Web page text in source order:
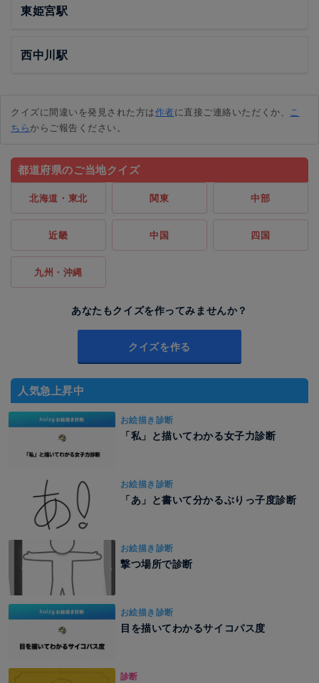
東姫宮駅
西中川駅
クイズに間違いを発見された方は作者に直接ご連絡いただくか、 こ
ちらからご報告ください。
都道府県のご当地クイズ
北海道・東北 関東 中部
近畿 中国 四国
九州・沖縄
あなたもクイズを作ってみませんか？
クイズを作る
人気急上昇中
お絵描き診断
「私」と描いてわかる女子力診断
お絵描き診断
「あ」と書いて分かるぶりっ子度診断
お絵描き診断
撃つ場所で診断
お絵描き診断
目を描いてわかるサイコパス度
診断